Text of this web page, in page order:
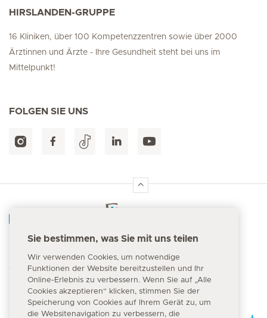
HIRSLANDEN-GRUPPE
16 Kliniken, über 100 Kompetenzzentren sowie über 2000
Ärztinnen und Ärzte - Ihre Gesundheit steht bei uns im
Mittelpunkt!
FOLGEN SIE UNS
144
Sie bestimmen, was Sie mit uns teilen
Wir verwenden Cookies, um notwendige
Funktionen der Website bereitzustellen und Ihr
Online-Erlebnis zu verbessern. Wenn Sie auf „Alle
Cookies akzeptieren“ klicken, stimmen Sie der
Speicherung von Cookies auf Ihrem Gerät zu, um
die Websitenavigation zu verbessern, die